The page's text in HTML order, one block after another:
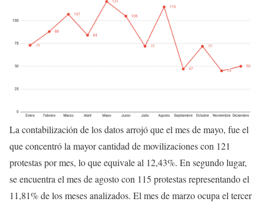
La contabilización de los datos arrojó que el mes de mayo, fue el
que concentró la mayor cantidad de movilizaciones con 121
protestas por mes, lo que equivale al 12,43%. En segundo lugar,
se encuentra el mes de agosto con 115 protestas representando el
11,81% de los meses analizados. El mes de marzo ocupa el tercer